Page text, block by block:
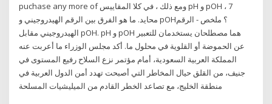
puchase any more of ومع ذلك ، في كلا المقاييس pH و pOH ، 7
محايد. ما هو الفرق بين الرقم الهيدروجيني و pOH؟ ملخص - الرقم
الهيدروجيني مقابل pOH. pH و pOH هما مصطلحان يستخدمان للتعبير
عن الحموضة أو القلوية في محلول ما. أكد مجلس الوزراء ما أعربت عنه
المملكة العربية السعودية، أمام مؤتمر نزع السلاح رفيع المستوى في
جنيف، من القلق حيال المخاطر التي أصبحت تهدد أمن الدول العربية في
منطقة الخليج، مع تصاعد الخطر القادم من الميليشيات المسلحة